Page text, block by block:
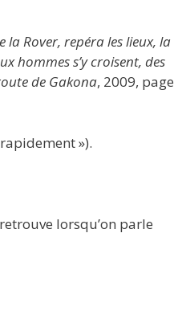
Rover, repéra les lieux, la
hommes s’y croisent, des
de Gakona, 2009, page
»).
lorsqu’on parle